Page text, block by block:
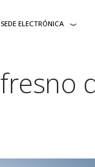
SEDE ELECTRÓNICA
fresno